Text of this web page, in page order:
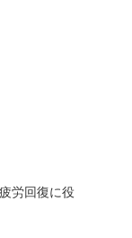
労回復に役